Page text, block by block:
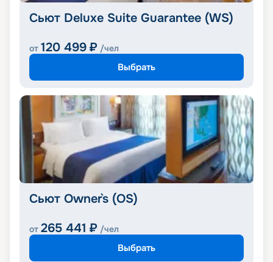
Сьют Deluxe Suite Guarantee (WS)
от 120 499 ₽ /чел
Выбрать
Сьют Owner`s (OS)
от 265 441 ₽ /чел
Выбрать